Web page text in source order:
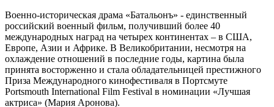
Военно-историческая драма «Батальонъ» - единственный
российский военный фильм, получивший более 40
международных наград на четырех континентах – в США,
Европе, Азии и Африке. В Великобритании, несмотря на
охлаждение отношений в последние годы, картина была
принята восторженно и стала обладательницей престижного
Приза Международного кинофестиваля в Портсмуте
Рortsmouth International Film Festival в номинации «Лучшая
актриса» (Мария Аронова).